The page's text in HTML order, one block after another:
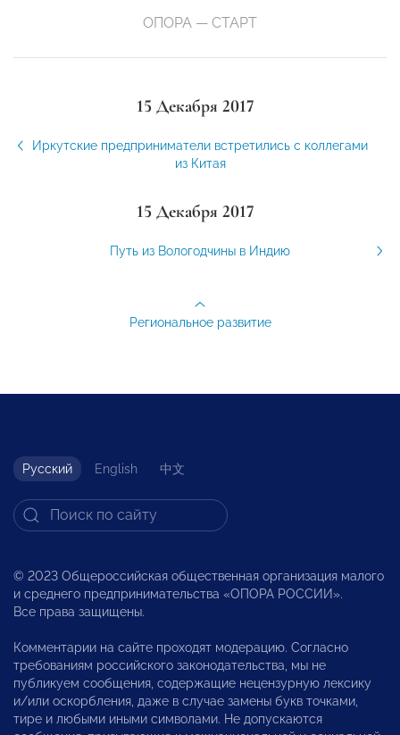
ОПОРА — СТАРТ
15 Декабря 2017
Иркутские предприниматели встретились с коллегами
из Китая
15 Декабря 2017
Путь из Вологодчины в Индию
Региональное развитие
Русский English 中文
© 2023 Общероссийская общественная организация малого
и среднего предпринимательства «ОПОРА РОССИИ».
Все права защищены.
Комментарии на сайте проходят модерацию. Согласно
требованиям российского законодательства, мы не
публикуем сообщения, содержащие нецензурную лексику
и/или оскорбления, даже в случае замены букв точками,
тире и любыми иными символами. Не допускаются